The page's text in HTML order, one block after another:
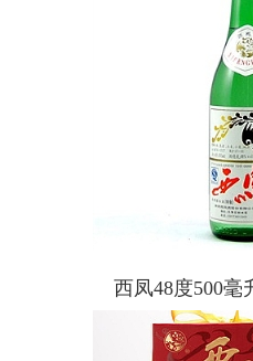
西凤48度500毫